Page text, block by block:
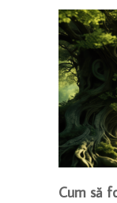
Cum să